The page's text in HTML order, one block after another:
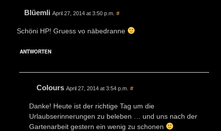
Blüemli April 27, 2014 at 3:50 p.m. #
Schöni HP! Gruess vo näbedranne
ANTWORTEN
Colours April 27, 2014 at 3:54 p.m. #
Danke! Heute ist der richtige Tag um die
Urlaubserinnerungen zu beleben … und uns nach der
Gartenarbeit gestern ein wenig zu schonen